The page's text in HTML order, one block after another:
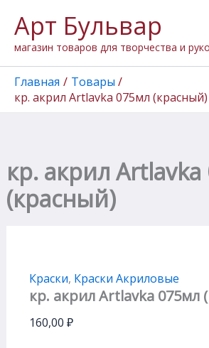
содержимому
Арт Бульвар
магазин товаров для творчества и
Главная
Товары
кр. акрил Artlavka 075мл (красный)
кр. акрил
(красный)
Краски, Краски Акриловые
кр. акрил Artlavka 075мл
160,00 ₽